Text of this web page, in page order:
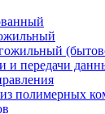
и передачи
полимерных